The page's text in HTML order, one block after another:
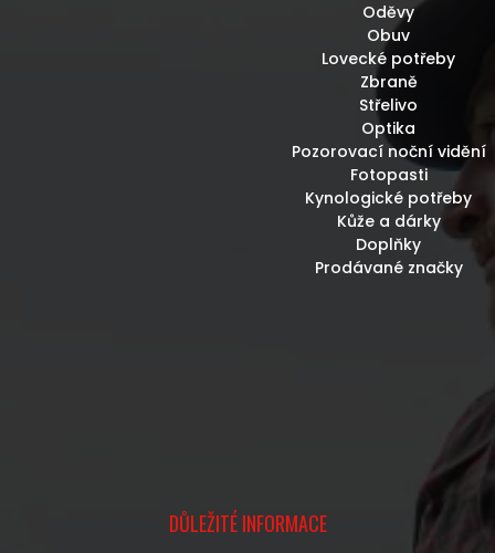
Oděvy
Obuv
Lovecké potřeby
Zbraně
Střelivo
Optika
Pozorovací noční vidění
Fotopasti
Kynologické potřeby
Kůže a dárky
Doplňky
Prodávané značky
DŮLEŽITÉ INFORMACE